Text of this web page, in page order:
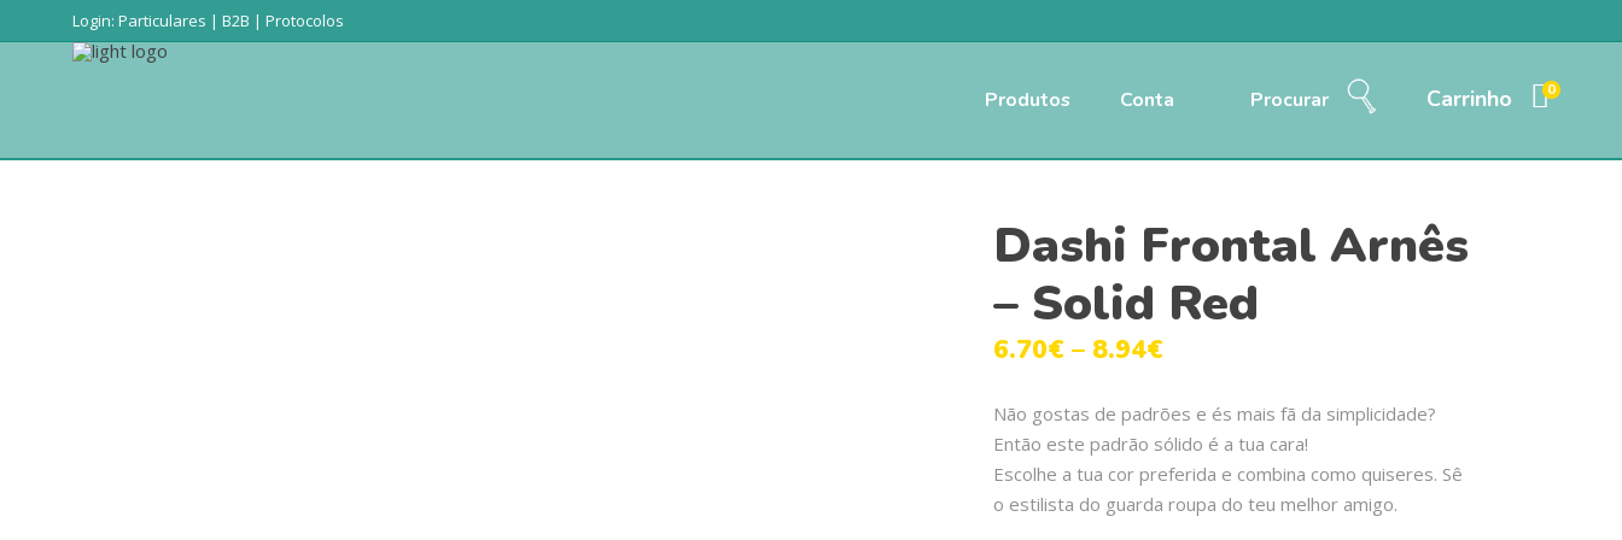
Login: Particulares | B2B | Protocolos
Produtos Conta Procurar Carrinho 0
Dashi Frontal Arnês
– Solid Red
6.70€ – 8.94€
Não gostas de padrões e és mais fã da simplicidade?
Então este padrão sólido é a tua cara!
Escolhe a tua cor preferida e combina como quiseres. Sê
o estilista do guarda roupa do teu melhor amigo.